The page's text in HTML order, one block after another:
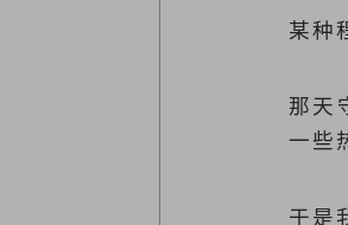
某种
那天
一些
于是